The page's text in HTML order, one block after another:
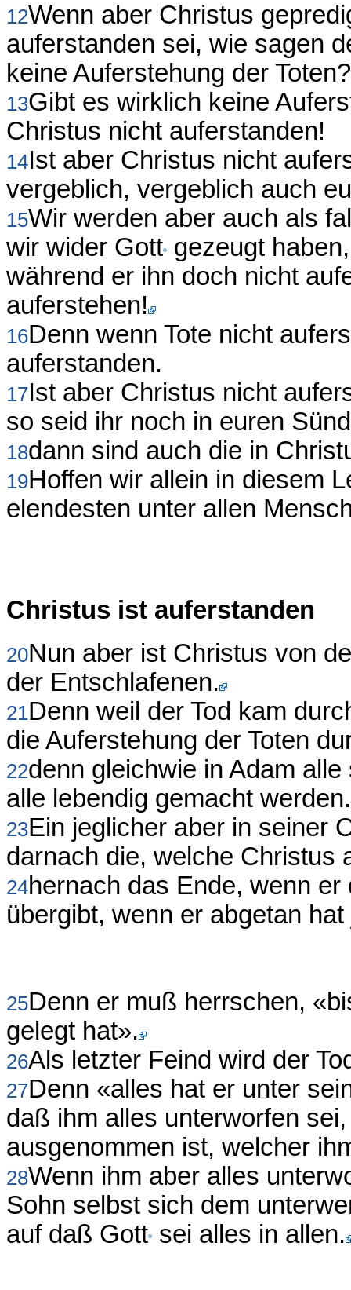
12Wenn aber Christus
auferstanden sei, wie sagen
keine Auferstehung der Toten?
13Gibt es wirklich keine
Christus nicht auferstanden!
14Ist aber Christus nicht
vergeblich, vergeblich auch
15Wir werden aber auch als
wir wider Gott gezeugt
während er ihn doch nicht
auferstehen!
16Denn wenn Tote nicht
auferstanden.
17Ist aber Christus nicht
so seid ihr noch in euren
18dann sind auch die in
19Hoffen wir allein in diesem
elendesten unter allen
Christus ist auferstanden
20Nun aber ist Christus von
der Entschlafenen.
21Denn weil der Tod kam
die Auferstehung der Toten
22denn gleichwie in Adam
alle lebendig gemacht werden.
23Ein jeglicher aber in seiner
darnach die, welche Christus
24hernach das Ende, wenn
übergibt, wenn er abgetan
25Denn er muß herrschen,
gelegt hat».
26Als letzter Feind wird der
27Denn «alles hat er unter
daß ihm alles unterworfen
ausgenommen ist, welcher
28Wenn ihm aber alles
Sohn selbst sich dem
auf daß Gott sei alles in allen.